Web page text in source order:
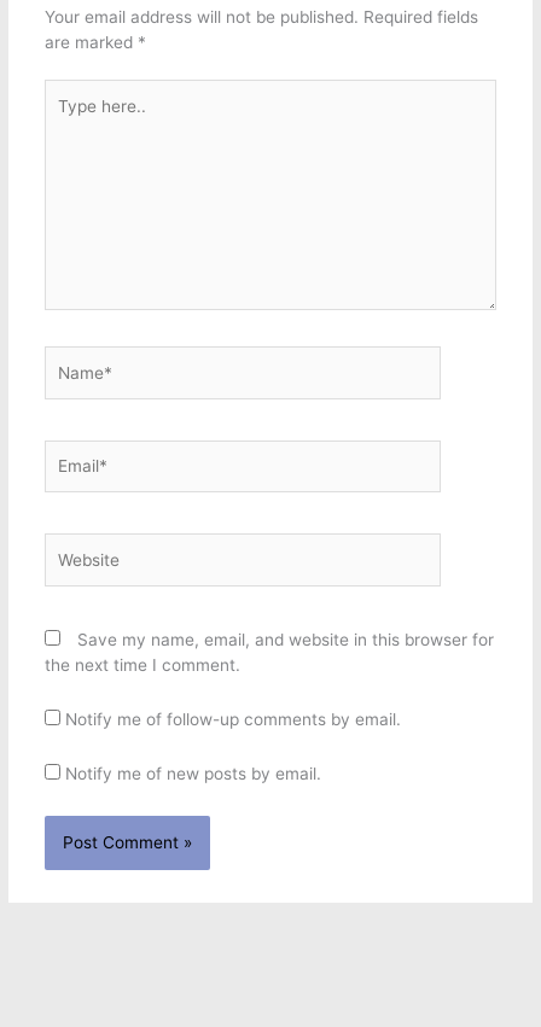
Your email address will not be published. Required fields
are marked *
here..
Save my name, email, and website in this browser for
the next time I comment.
Notify me of follow-up comments by email.
Notify me of new posts by email.